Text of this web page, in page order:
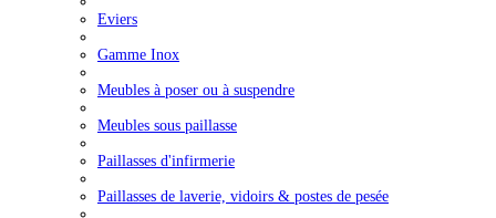
Eviers
Gamme Inox
Meubles à poser ou à suspendre
Meubles sous paillasse
Paillasses d'infirmerie
Paillasses de laverie, vidoirs & postes de pesée